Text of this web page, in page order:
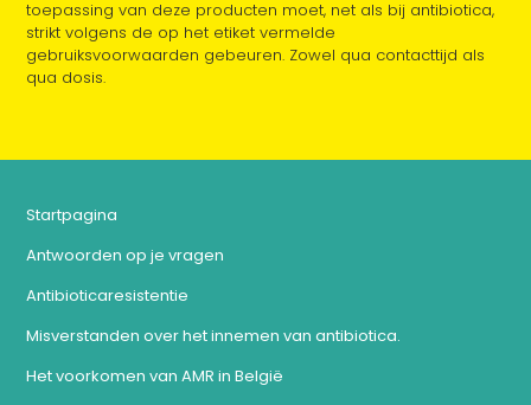
toepassing van deze producten moet, net als bij antibiotica,
strikt volgens de op het etiket vermelde
gebruiksvoorwaarden gebeuren. Zowel qua contacttijd als
qua dosis.
Startpagina
Antwoorden op je vragen
Antibioticaresistentie
Misverstanden over het innemen van antibiotica.
Het voorkomen van AMR in België